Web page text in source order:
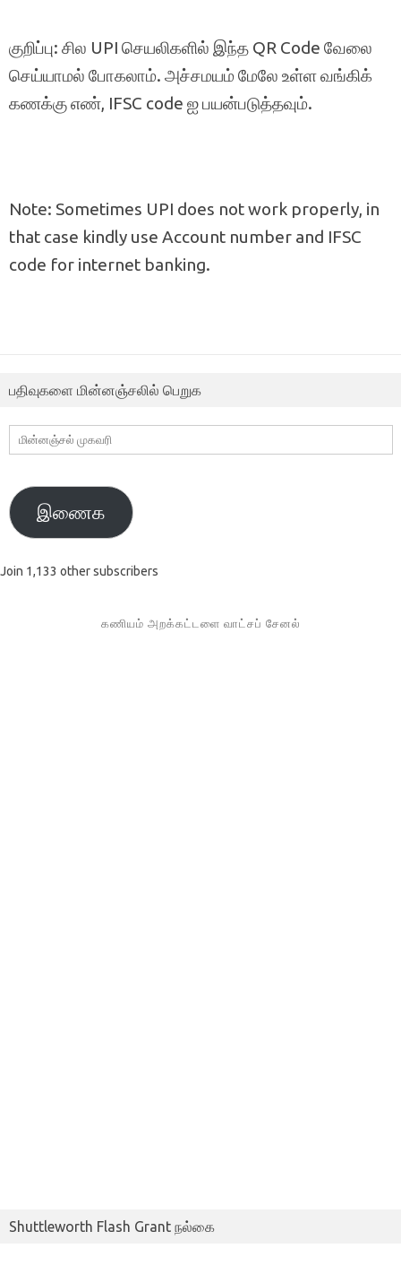
குறிப்பு: சில UPI செயலிகளில் இந்த QR Code வேலை
செய்யாமல் போகலாம். அச்சமயம் மேலே உள்ள வங்கிக்
கணக்கு எண், IFSC code ஐ பயன்படுத்தவும்.
Note: Sometimes UPI does not work properly, in
that case kindly use Account number and IFSC
code for internet banking.
பதிவுகளை மின்னஞ்சலில் பெறுக
மின்னஞ்சல்
முகவரி
இணைக
Join 1,133 other subscribers
கணியம் அறக்கட்டளை வாட்சப் சேனல்
Shuttleworth Flash Grant நல்கை